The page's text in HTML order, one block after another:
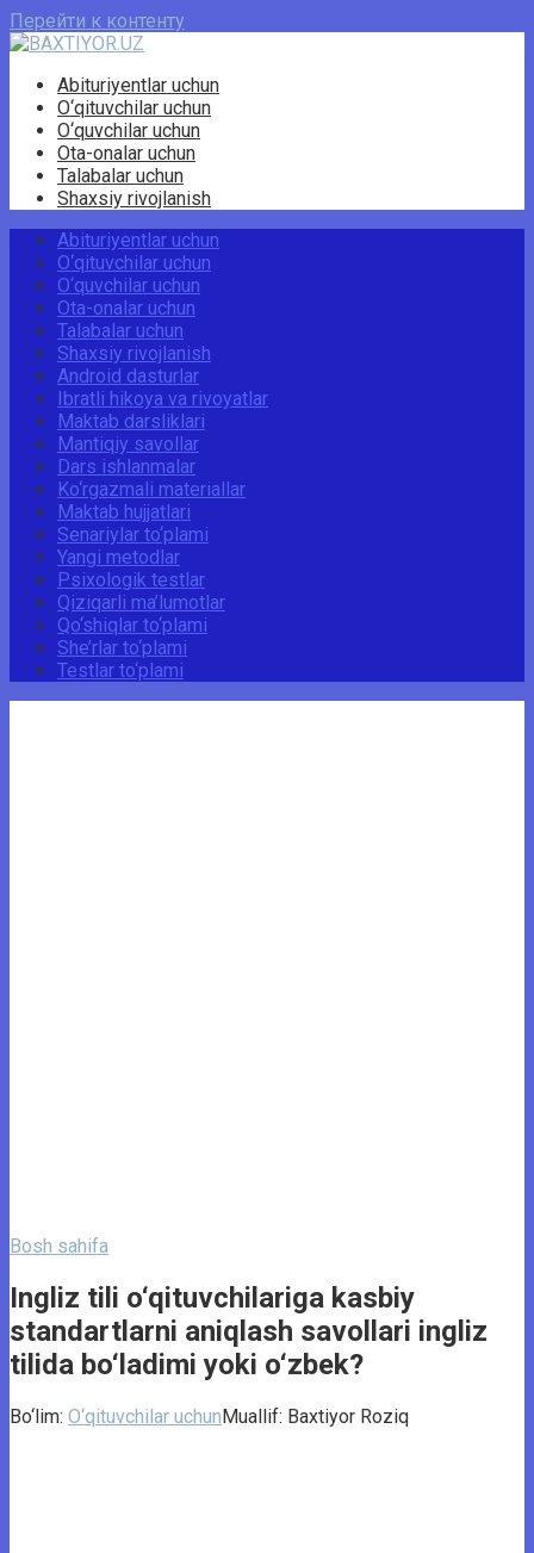
Перейти к контенту
Abituriyentlar uchun
O‘qituvchilar uchun
O‘quvchilar uchun
Ota-onalar uchun
Talabalar uchun
Shaxsiy rivojlanish
Abituriyentlar uchun
O‘qituvchilar uchun
O‘quvchilar uchun
Ota-onalar uchun
Talabalar uchun
Shaxsiy rivojlanish
Android dasturlar
Ibratli hikoya va rivoyatlar
Maktab darsliklari
Mantiqiy savollar
Dars ishlanmalar
Ko‘rgazmali materiallar
Maktab hujjatlari
Senariylar to‘plami
Yangi metodlar
Psixologik testlar
Qiziqarli ma’lumotlar
Qo‘shiqlar to‘plami
She’rlar to‘plami
Testlar to‘plami
Bosh sahifa
Ingliz tili o‘qituvchilariga kasbiy
standartlarni aniqlash savollari ingliz
tilida bo‘ladimi yoki o‘zbek?
Bo‘lim: O‘qituvchilar uchunMuallif: Baxtiyor Roziq